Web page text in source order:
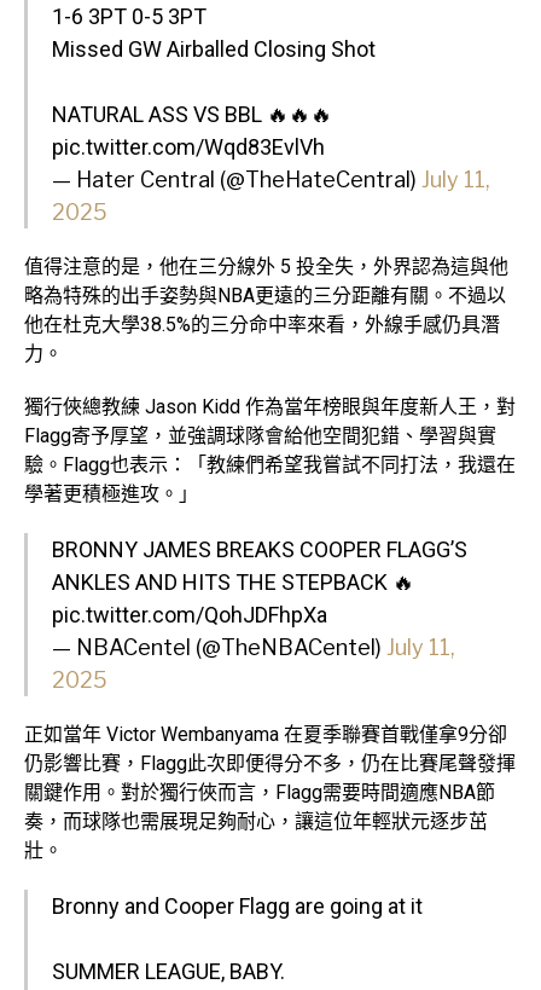
1-6 3PT 0-5 3PT
Missed GW Airballed Closing Shot
NATURAL ASS VS BBL 🔥🔥🔥
pic.twitter.com/Wqd83EvlVh
— Hater Central (@TheHateCentral) July 11,
2025
值得注意的是，他在三分線外 5 投全失，外界認為這與他
略為特殊的出手姿勢與NBA更遠的三分距離有關。不過以
他在杜克大學38.5%的三分命中率來看，外線手感仍具潛
力。
獨行俠總教練 Jason Kidd 作為當年榜眼與年度新人王，對
Flagg寄予厚望，並強調球隊會給他空間犯錯、學習與實
驗。Flagg也表示：「教練們希望我嘗試不同打法，我還在
學著更積極進攻。」
BRONNY JAMES BREAKS COOPER FLAGG’S
ANKLES AND HITS THE STEPBACK 🔥
pic.twitter.com/QohJDFhpXa
— NBACentel (@TheNBACentel) July 11,
2025
正如當年 Victor Wembanyama 在夏季聯賽首戰僅拿9分卻
仍影響比賽，Flagg此次即便得分不多，仍在比賽尾聲發揮
關鍵作用。對於獨行俠而言，Flagg需要時間適應NBA節
奏，而球隊也需展現足夠耐心，讓這位年輕狀元逐步茁
壯。
Bronny and Cooper Flagg are going at it
SUMMER LEAGUE, BABY.